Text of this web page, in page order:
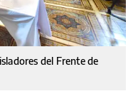
del Frente de